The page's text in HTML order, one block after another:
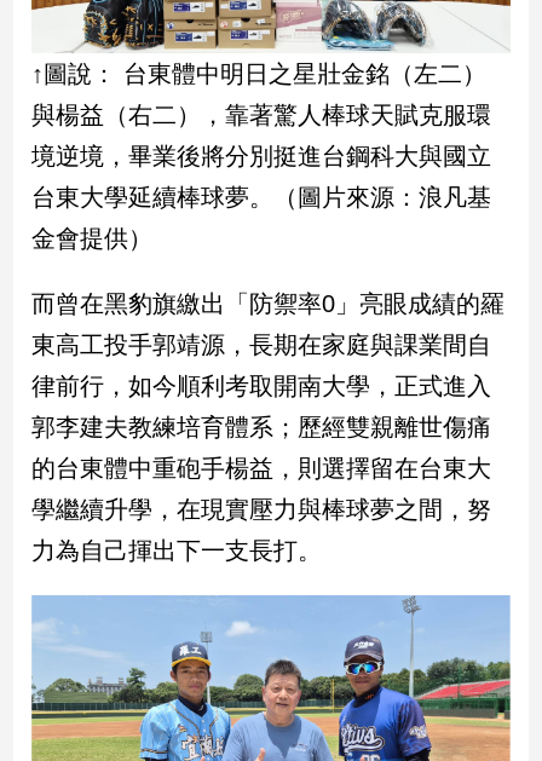
流
行/
時
尚
追
生
活
建
築/
室
內
設
計
旅
食
座/
命
理
↑圖說： 台東體中明日之星壯金銘（左二）
與楊益（右二），靠著驚人棒球天賦克服環
境逆境，畢業後將分別挺進台鋼科大與國立
台東大學延續棒球夢。（圖片來源：浪凡基
金會提供）
而曾在黑豹旗繳出「防禦率0」亮眼成績的羅
東高工投手郭靖源，長期在家庭與課業間自
律前行，如今順利考取開南大學，正式進入
郭李建夫教練培育體系；歷經雙親離世傷痛
的台東體中重砲手楊益，則選擇留在台東大
學繼續升學，在現實壓力與棒球夢之間，努
力為自己揮出下一支長打。